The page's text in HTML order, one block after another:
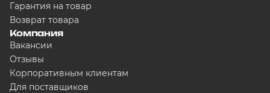
Оплачивайте сегодня только
Гарантия на товар
Возврат товара
Компания
Вакансии
Отзывы
Корпоративным клиентам
Для поставщиков